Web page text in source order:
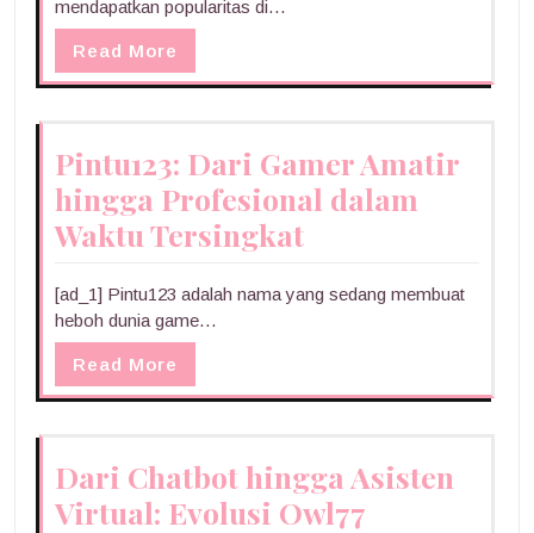
mendapatkan popularitas di…
Read More
Pintu123: Dari Gamer Amatir
hingga Profesional dalam
Waktu Tersingkat
[ad_1] Pintu123 adalah nama yang sedang membuat
heboh dunia game…
Read More
Dari Chatbot hingga Asisten
Virtual: Evolusi Owl77